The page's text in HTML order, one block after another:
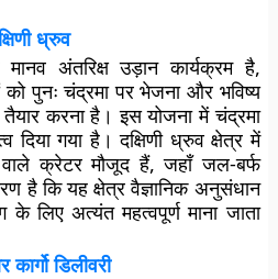
ध्रुव
अंतरिक्ष उड़ान कार्यक्रम है,
को पुनः चंद्रमा पर भेजना और भविष्य
करना है। इस योजना में चंद्रमा
दिया गया है। दक्षिणी ध्रुव क्षेत्र में
क्रेटर मौजूद हैं, जहाँ जल-बर्फ
है कि यह क्षेत्र वैज्ञानिक अनुसंधान
लिए अत्यंत महत्वपूर्ण माना जाता
डिलीवरी